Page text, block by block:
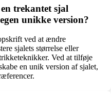
trekantet sjal
unikke version?
ved at ændre
sjalets størrelse eller
Ved at tilføje
en unik version af sjalet,